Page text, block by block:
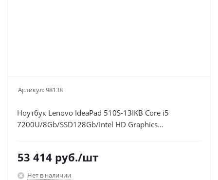
Артикул:98138
Ноутбук Lenovo IdeaPad 510S-13IKB Core i5
7200U/8Gb/SSD128Gb/Intel HD Graphics
53 414 руб./шт
Нет в наличии